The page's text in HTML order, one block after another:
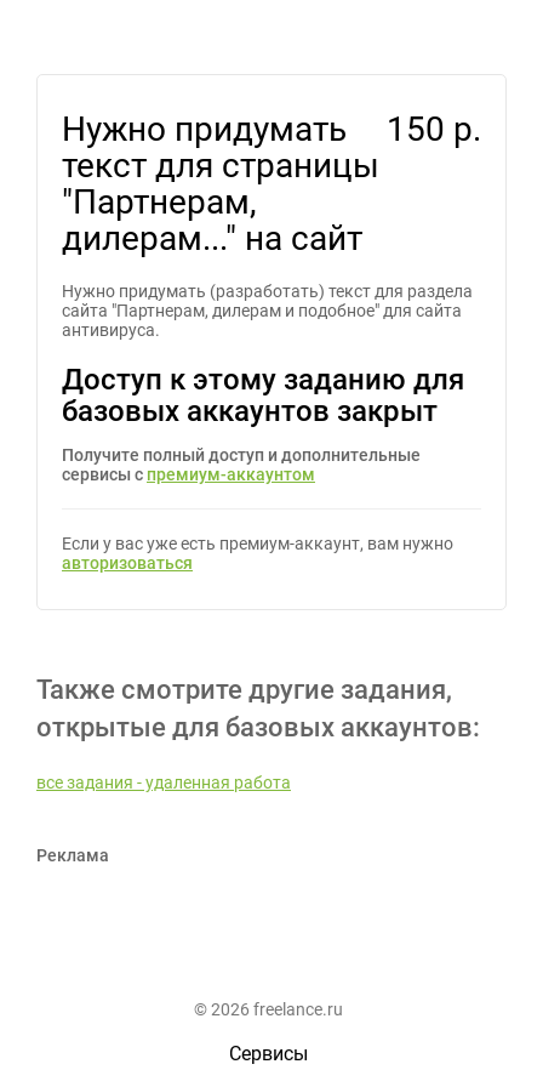
Нужно придумать
текст для страницы
"Партнерам,
дилерам..." на сайт
150 р.
Нужно придумать (разработать) текст для раздела
сайта "Партнерам, дилерам и подобное" для сайта
антивируса.
Доступ к этому заданию для
базовых аккаунтов закрыт
Получите полный доступ и дополнительные
сервисы с премиум-аккаунтом
Если у вас уже есть премиум-аккаунт, вам нужно
авторизоваться
Также смотрите другие задания,
открытые для базовых аккаунтов:
все задания - удаленная работа
Реклама
© 2026 freelance.ru
Сервисы